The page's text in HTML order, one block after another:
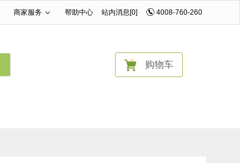
商家服务 帮助中心 站内消息[0] 4008-760-260
购物车